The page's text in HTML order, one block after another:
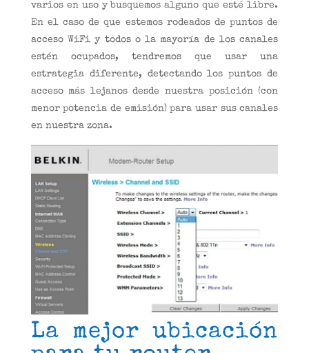
varios en uso y busquemos alguno que esté libre.
En el caso de que estemos rodeados de puntos de
acceso WiFi y todos o la mayoría de los canales
estén ocupados, tendremos que usar una
estrategia diferente, detectando los puntos de
acceso más lejanos desde nuestra posición (con
menor potencia de emisión) para usar sus canales
en nuestra zona.
La mejor ubicación